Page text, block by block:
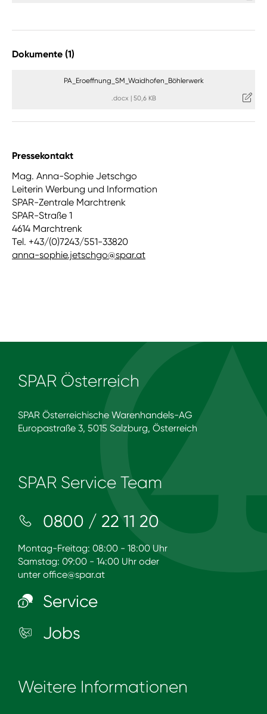
Dokumente (1)
PA_Eroeffnung_SM_Waidhofen_Böhlerwerk
.docx | 50,6 KB
Pressekontakt
Mag. Anna-Sophie Jetschgo
Leiterin Werbung und Information
SPAR-Zentrale Marchtrenk
SPAR-Straße 1
4614 Marchtrenk
Tel. +43/(0)7243/551-33820
anna-sophie.jetschgo@spar.at
SPAR Österreich
SPAR Österreichische Warenhandels-AG
Europastraße 3, 5015 Salzburg, Österreich
SPAR Service Team
0800 / 22 11 20
Montag-Freitag: 08:00 - 18:00 Uhr
Samstag: 09:00 - 14:00 Uhr oder
unter office@spar.at
Service
Jobs
Weitere Informationen